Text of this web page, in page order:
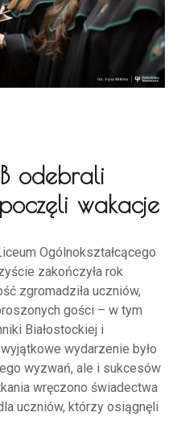
odebrali
wakacje
Ogólnokształcącego
zakończyła rok
zgromadziła uczniów,
gości – w tym
Białostockiej i
wydarzenie było
wyzwań, ale i sukcesów
wręczono świadectwa
uczniów, którzy osiągnęli